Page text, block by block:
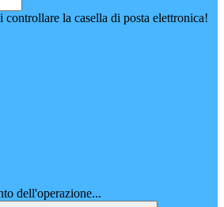
la casella di posta elettronica!
dell'operazione...